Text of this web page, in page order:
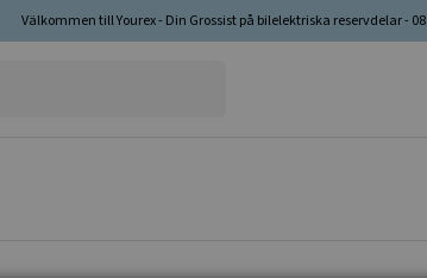
Välkommen till Yourex - Din Grossist på bilelektriska reservdelar - 08